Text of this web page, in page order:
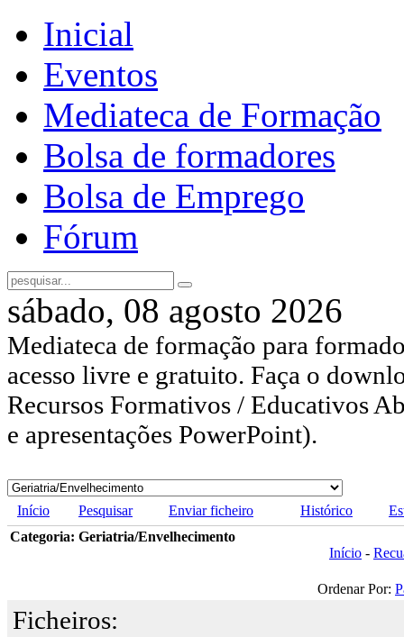
Inicial
Eventos
Mediateca de Formação
Bolsa de formadores
Bolsa de Emprego
Fórum
sábado, 08 agosto 2026
Mediateca de formação para
acesso livre e gratuito. Faça o
Recursos Formativos / Educativos
e apresentações PowerPoint).
Início Pesquisar Enviar ficheiro Histórico
Categoria: Geriatria/Envelhecimento
Início -
Ordenar Por:
Ficheiros: